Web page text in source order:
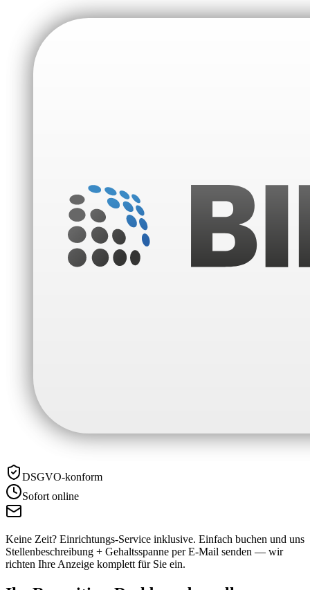
DSGVO-konform
Sofort online
Keine Zeit? Einrichtungs-Service inklusive. Einfach buchen und uns
Stellenbeschreibung + Gehaltsspanne per E-Mail senden — wir
richten Ihre Anzeige komplett für Sie ein.